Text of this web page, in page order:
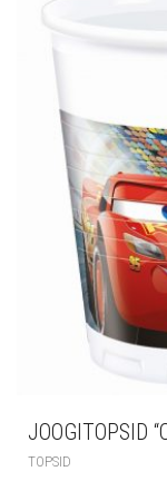
JOOGITOPSID
TOPSID